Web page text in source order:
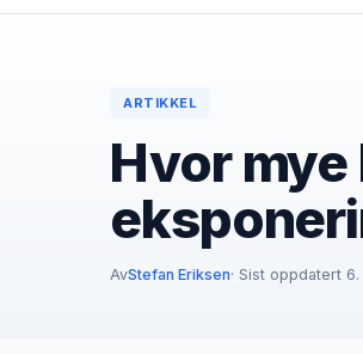
ARTIKKEL
Hvor mye
AvStefan Eriksen· Sist oppdatert